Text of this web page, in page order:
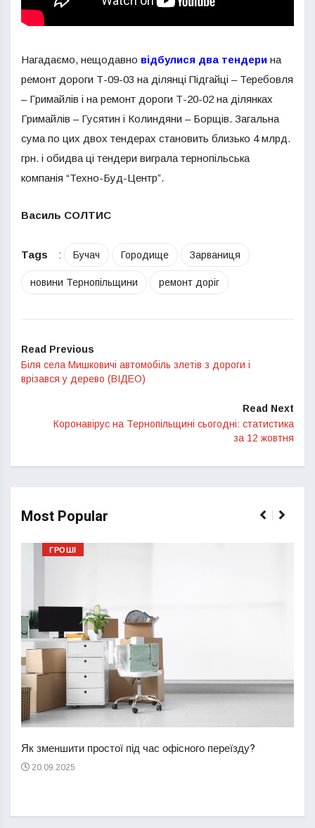
Нагадаємо, нещодавно відбулися два тендери на
ремонт дороги Т-09-03 на ділянці Підгайці – Теребовля
– Гримайлів і на ремонт дороги Т-20-02 на ділянках
Гримайлів – Гусятин і Колиндяни – Борщів. Загальна
сума по цих двох тендерах становить близько 4 млрд.
грн. і обидва ці тендери виграла тернопільська
компанія “Техно-Буд-Центр”.
Василь СОЛТИС
Tags : Бучач Городище Зарваниця
новини Тернопільщини ремонт доріг
Read Previous
Біля села Мишковичі автомобіль злетів з дороги і
врізався у дерево (ВІДЕО)
Read Next
Коронавірус на Тернопільщині сьогодні: статистика
за 12 жовтня
Most Popular
ГРОШІ
Як зменшити простої під час офісного переїзду?
20.09.2025